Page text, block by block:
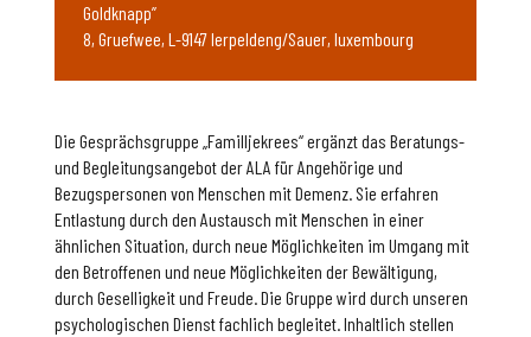
Die Gesprächsgruppe „Familljekrees“ ergänzt das Beratungs-
und Begleitungsangebot der ALA für Angehörige und
Bezugspersonen von Menschen mit Demenz. Sie erfahren
Entlastung durch den Austausch mit Menschen in einer
ähnlichen Situation, durch neue Möglichkeiten im Umgang mit
den Betroffenen und neue Möglichkeiten der Bewältigung,
durch Geselligkeit und Freude. Die Gruppe wird durch unseren
psychologischen Dienst fachlich begleitet. Inhaltlich stellen
Goldknapp”
8, Gruefwee, L-9147 Ierpeldeng/Sauer, luxembourg